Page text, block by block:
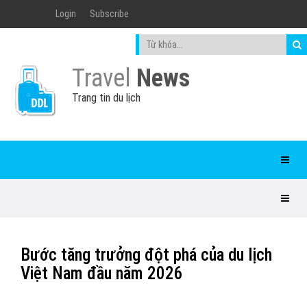
Login Subscribe
Travel News
Trang tin du lịch
Bước tăng trưởng đột phá của du lịch
Việt Nam đầu năm 2026